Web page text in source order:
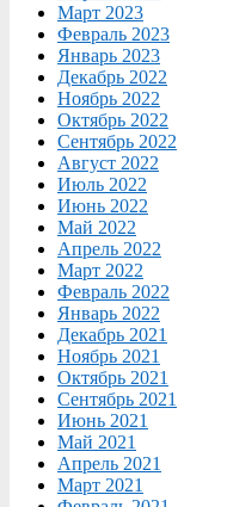
Март 2023
Февраль 2023
Январь 2023
Декабрь 2022
Ноябрь 2022
Октябрь 2022
Сентябрь 2022
Август 2022
Июль 2022
Июнь 2022
Май 2022
Апрель 2022
Март 2022
Февраль 2022
Январь 2022
Декабрь 2021
Ноябрь 2021
Октябрь 2021
Сентябрь 2021
Июнь 2021
Май 2021
Апрель 2021
Март 2021